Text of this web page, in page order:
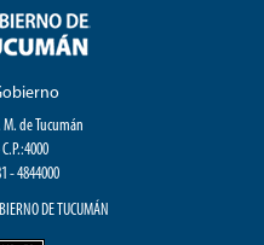
M. de Tucumán
- 4844000
DE TUCUMÁN